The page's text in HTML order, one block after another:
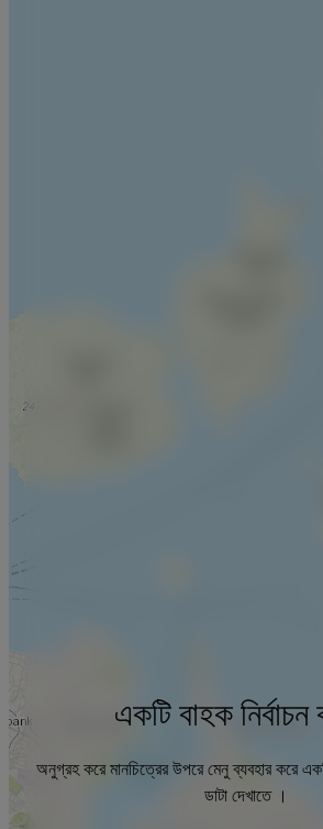
একটি বাহক
অনুগ্রহ করে মানচিত্রের উপরে মেনু ব্যবহার করে
ডাটা দেখাতে ।